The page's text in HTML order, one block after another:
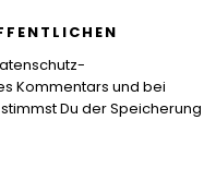
Kommentars und bei
Du der Speicherung